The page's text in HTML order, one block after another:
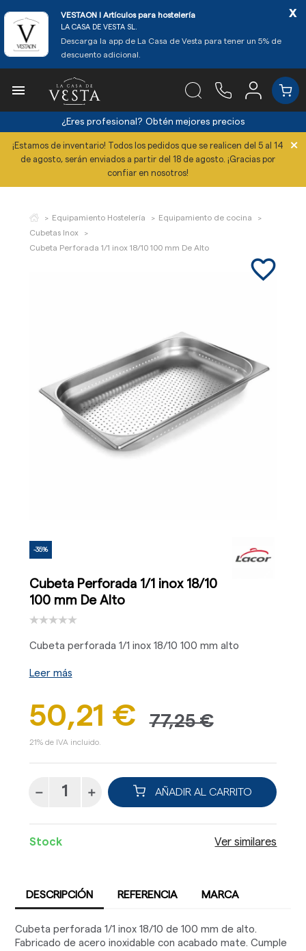
VESTAON l Artículos para hostelería
LA CASA DE VESTA SL.
Descarga la app de La Casa de Vesta para tener un 5% de
descuento adicional.
x

¿Eres profesional? Obtén mejores precios
¡Estamos de inventario! Todos los pedidos que se realicen del 5 al 14
de agosto, serán enviados a partir del 18 de agosto. ¡Gracias por
confiar en nosotros!
×
Equipamiento Hostelería
Equipamiento de cocina
Cubetas Inox
Cubeta Perforada 1/1 inox 18/10 100 mm De Alto
favorite_border
-35%
Cubeta Perforada 1/1 inox 18/10
100 mm De Alto
Cubeta perforada 1/1 inox 18/10 100 mm alto
Leer más
50,21 € 77,25 €
21% de IVA incluido.
AÑADIR AL CARRITO
Stock Ver similares
DESCRIPCIÓN REFERENCIA MARCA
Cubeta perforada 1/1 inox 18/10 de 100 mm de alto.
Fabricado de acero inoxidable con acabado mate. Cumple